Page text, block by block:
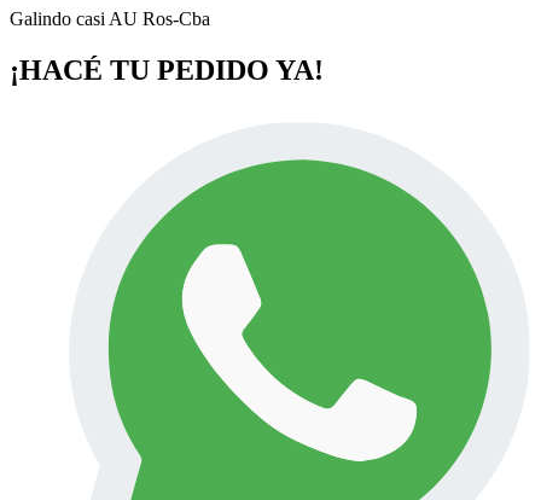
Galindo casi AU Ros-Cba
¡HACÉ TU PEDIDO YA!